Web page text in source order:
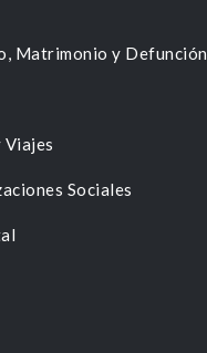
Matrimonio y Defunción
Viajes
Sociales